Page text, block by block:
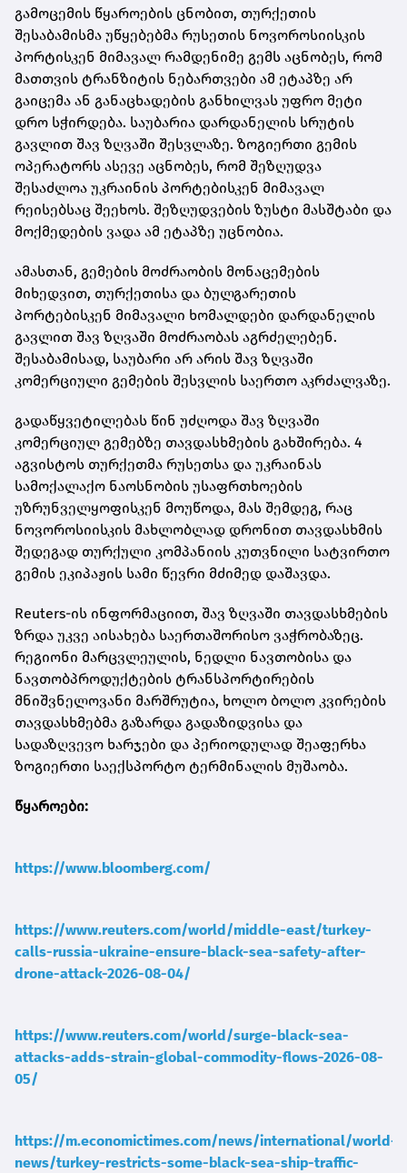
გამოცემის წყაროების ცნობით, თურქეთის
შესაბამისმა უწყებებმა რუსეთის ნოვოროსიისკის
პორტისკენ მიმავალ რამდენიმე გემს აცნობეს, რომ
მათთვის ტრანზიტის ნებართვები ამ ეტაპზე არ
გაიცემა ან განაცხადების განხილვას უფრო მეტი
დრო სჭირდება. საუბარია დარდანელის სრუტის
გავლით შავ ზღვაში შესვლაზე. ზოგიერთი გემის
ოპერატორს ასევე აცნობეს, რომ შეზღუდვა
შესაძლოა უკრაინის პორტებისკენ მიმავალ
რეისებსაც შეეხოს. შეზღუდვების ზუსტი მასშტაბი და
მოქმედების ვადა ამ ეტაპზე უცნობია.
ამასთან, გემების მოძრაობის მონაცემების
მიხედვით, თურქეთისა და ბულგარეთის
პორტებისკენ მიმავალი ხომალდები დარდანელის
გავლით შავ ზღვაში მოძრაობას აგრძელებენ.
შესაბამისად, საუბარი არ არის შავ ზღვაში
კომერციული გემების შესვლის საერთო აკრძალვაზე.
გადაწყვეტილებას წინ უძღოდა შავ ზღვაში
კომერციულ გემებზე თავდასხმების გახშირება. 4
აგვისტოს თურქეთმა რუსეთსა და უკრაინას
სამოქალაქო ნაოსნობის უსაფრთხოების
უზრუნველყოფისკენ მოუწოდა, მას შემდეგ, რაც
ნოვოროსიისკის მახლობლად დრონით თავდასხმის
შედეგად თურქული კომპანიის კუთვნილი სატვირთო
გემის ეკიპაჟის სამი წევრი მძიმედ დაშავდა.
Reuters-ის ინფორმაციით, შავ ზღვაში თავდასხმების
ზრდა უკვე აისახება საერთაშორისო ვაჭრობაზეც.
რეგიონი მარცვლეულის, ნედლი ნავთობისა და
ნავთობპროდუქტების ტრანსპორტირების
მნიშვნელოვანი მარშრუტია, ხოლო ბოლო კვირების
თავდასხმებმა გაზარდა გადაზიდვისა და
სადაზღვევო ხარჯები და პერიოდულად შეაფერხა
ზოგიერთი საექსპორტო ტერმინალის მუშაობა.
წყაროები:
https://www.bloomberg.com/
https://www.reuters.com/world/middle-east/turkey-
calls-russia-ukraine-ensure-black-sea-safety-after-
drone-attack-2026-08-04/
https://www.reuters.com/world/surge-black-sea-
attacks-adds-strain-global-commodity-flows-2026-08-
05/
https://m.economictimes.com/news/international/world-
news/turkey-restricts-some-black-sea-ship-traffic-